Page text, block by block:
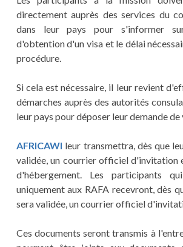
directement auprès des services du
dans leur pays pour s'informer
d'obtention d'un visa et le délai
procédure.
Si cela est nécessaire, il leur revient
démarches auprès des autorités
leur pays pour déposer leur demande de
AFRICAWI leur transmettra, dès que
validée, un courrier officiel d'invitation
d'hébergement. Les participants
uniquement aux RAFA recevront, dès
sera validée, un courrier officiel
Ces documents seront transmis à